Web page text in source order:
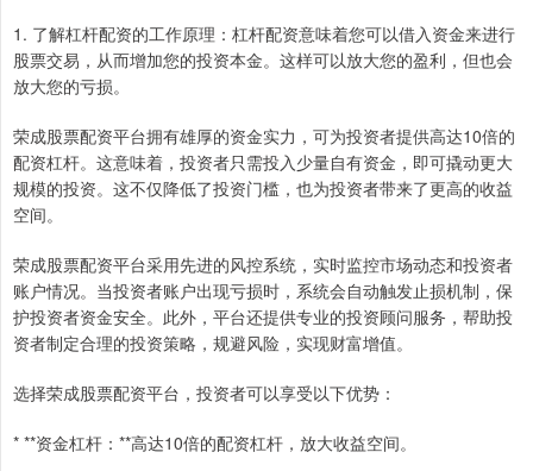
1. 了解杠杆配资的工作原理：杠杆配资意味着您可以借入资金来进行
股票交易，从而增加您的投资本金。这样可以放大您的盈利，但也会
放大您的亏损。
荣成股票配资平台拥有雄厚的资金实力，可为投资者提供高达10倍的
配资杠杆。这意味着，投资者只需投入少量自有资金，即可撬动更大
规模的投资。这不仅降低了投资门槛，也为投资者带来了更高的收益
空间。
荣成股票配资平台采用先进的风控系统，实时监控市场动态和投资者
账户情况。当投资者账户出现亏损时，系统会自动触发止损机制，保
护投资者资金安全。此外，平台还提供专业的投资顾问服务，帮助投
资者制定合理的投资策略，规避风险，实现财富增值。
选择荣成股票配资平台，投资者可以享受以下优势：
* **资金杠杆：**高达10倍的配资杠杆，放大收益空间。